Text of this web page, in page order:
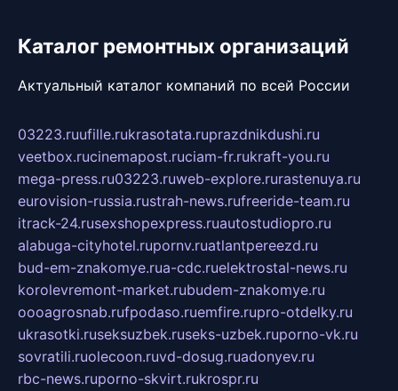
Каталог ремонтных организаций
Актуальный каталог компаний по всей России
03223.ruufille.rukrasotata.ruprazdnikdushi.ru
veetbox.rucinemapost.ruciam-fr.rukraft-you.ru
mega-press.ru03223.ruweb-explore.rurastenuya.ru
eurovision-russia.rustrah-news.rufreeride-team.ru
itrack-24.rusexshopexpress.ruautostudiopro.ru
alabuga-cityhotel.rupornv.ruatlantpereezd.ru
bud-em-znakomye.rua-cdc.ruelektrostal-news.ru
korolevremont-market.rubudem-znakomye.ru
oooagrosnab.rufpodaso.ruemfire.rupro-otdelky.ru
ukrasotki.ruseksuzbek.ruseks-uzbek.ruporno-vk.ru
sovratili.ruolecoon.ruvd-dosug.ruadonyev.ru
rbc-news.ruporno-skvirt.rukrospr.ru